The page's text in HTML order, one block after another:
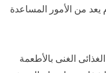
يعد من الأمور المساعدة
الغنى بالأطعمة